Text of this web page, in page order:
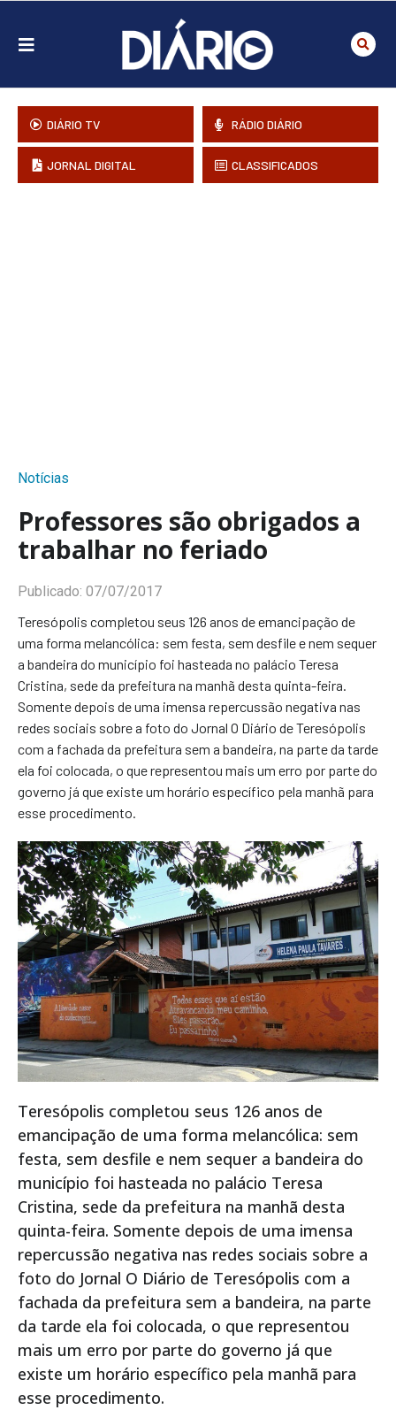
DIÁRIO TV RÁDIO DIÁRIO
JORNAL DIGITAL CLASSIFICADOS
Notícias
Professores são obrigados a
trabalhar no feriado
Publicado: 07/07/2017
Teresópolis completou seus 126 anos de emancipação de
uma forma melancólica: sem festa, sem desfile e nem sequer
a bandeira do município foi hasteada no palácio Teresa
Cristina, sede da prefeitura na manhã desta quinta-feira.
Somente depois de uma imensa repercussão negativa nas
redes sociais sobre a foto do Jornal O Diário de Teresópolis
com a fachada da prefeitura sem a bandeira, na parte da tarde
ela foi colocada, o que representou mais um erro por parte do
governo já que existe um horário específico pela manhã para
esse procedimento.
Teresópolis completou seus 126 anos de
emancipação de uma forma melancólica: sem
festa, sem desfile e nem sequer a bandeira do
município foi hasteada no palácio Teresa
Cristina, sede da prefeitura na manhã desta
quinta-feira. Somente depois de uma imensa
repercussão negativa nas redes sociais sobre a
foto do Jornal O Diário de Teresópolis com a
fachada da prefeitura sem a bandeira, na parte
da tarde ela foi colocada, o que representou
mais um erro por parte do governo já que
existe um horário específico pela manhã para
esse procedimento.